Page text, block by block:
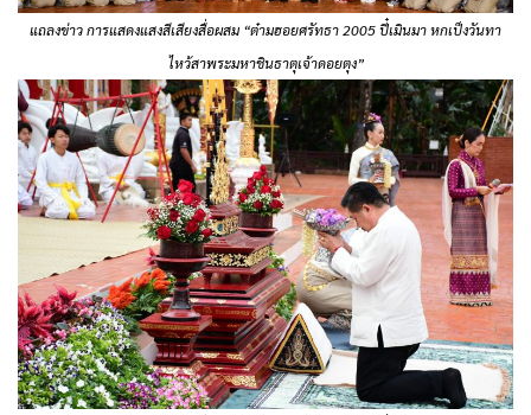
แถลงข่าว การแสดงแสงสีเสียงสื่อผสม “ต๋ามฮอยศรัทธา 2005 ปี๋เมินมา หกเป็งวันทา
ไหว้สาพระมหาชินธาตุเจ้าดอยตุง”